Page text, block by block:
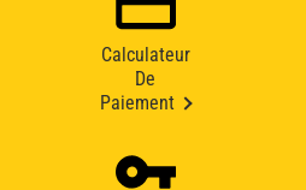
Calculateur
De
Paiement